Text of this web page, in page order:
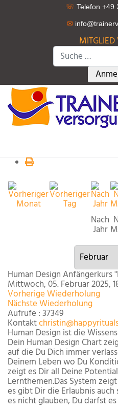
☏ Telefon +49
✉
MITGLIED
Suchen
Nach
Jahr
Human Design Anfängerkurs
Mittwoch, 05. Februar 2025,
Vorherige Wiederholung
Nächste Wiederholung
Aufrufe : 37349
Kontakt
Human Design ist die
Dein Human Design Chart
auf die Du Dich immer
Deinem Leben wo Du
zeigt es Dir all Deine
Lernthemen.Das System
es gibt Dir die Erlaubnis auch
es nicht glauben, Du darfst